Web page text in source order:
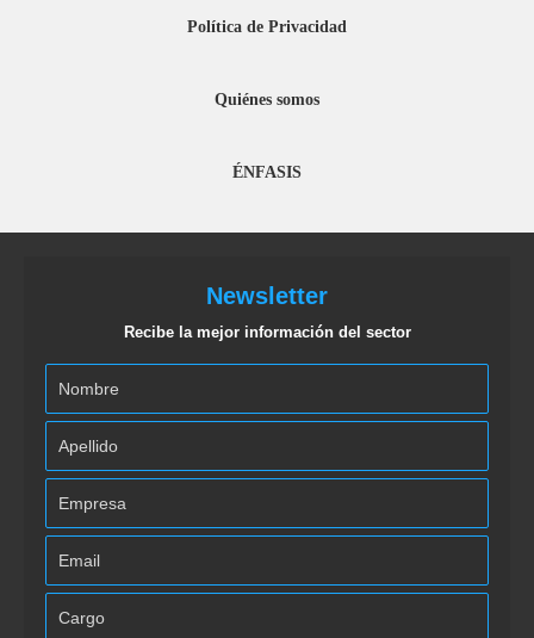
Política de Privacidad
Quiénes somos
ÉNFASIS
Newsletter
Recibe la mejor información del sector